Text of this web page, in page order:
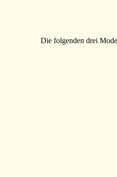
Die folgenden drei